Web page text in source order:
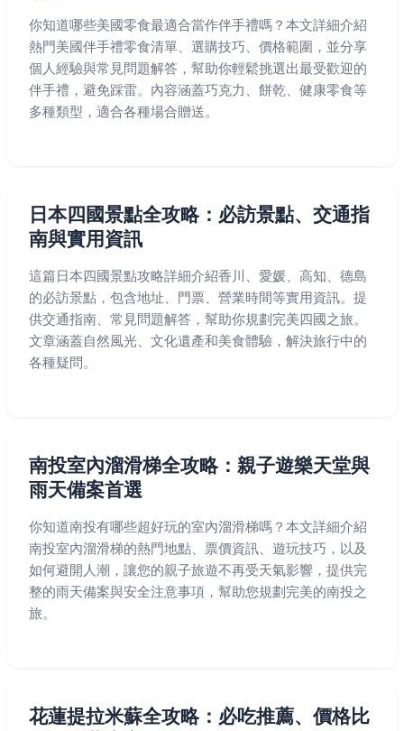
你知道哪些美國零食最適合當作伴手禮嗎？本文詳細介紹
熱門美國伴手禮零食清單、選購技巧、價格範圍，並分享
個人經驗與常見問題解答，幫助你輕鬆挑選出最受歡迎的
伴手禮，避免踩雷。內容涵蓋巧克力、餅乾、健康零食等
多種類型，適合各種場合贈送。
日本四國景點全攻略：必訪景點、交通指
南與實用資訊
這篇日本四國景點攻略詳細介紹香川、愛媛、高知、德島
的必訪景點，包含地址、門票、營業時間等實用資訊。提
供交通指南、常見問題解答，幫助你規劃完美四國之旅。
文章涵蓋自然風光、文化遺產和美食體驗，解決旅行中的
各種疑問。
南投室內溜滑梯全攻略：親子遊樂天堂與
雨天備案首選
你知道南投有哪些超好玩的室內溜滑梯嗎？本文詳細介紹
南投室內溜滑梯的熱門地點、票價資訊、遊玩技巧，以及
如何避開人潮，讓您的親子旅遊不再受天氣影響，提供完
整的雨天備案與安全注意事項，幫助您規劃完美的南投之
旅。
花蓮提拉米蘇全攻略：必吃推薦、價格比